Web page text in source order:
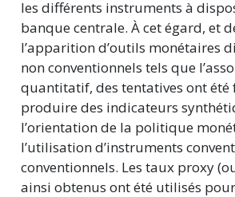
les différents instruments à
banque centrale. À cet égard, et
l’apparition d’outils monétaires
non conventionnels tels que
quantitatif, des tentatives ont été
produire des indicateurs
l’orientation de la politique
l’utilisation d’instruments
conventionnels. Les taux proxy
ainsi obtenus ont été utilisés